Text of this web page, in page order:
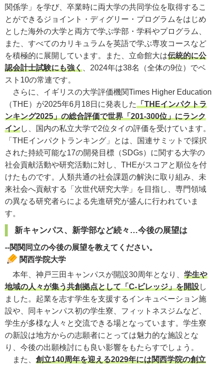
関係学」を学び、卒業時に両大学の共同学位を取得するこ
とができるジョイント・ディグリー・プログラムをはじめ
とした海外の大学と両方で学ぶ学部・学科やプログラム、
また、すべてのカリキュラムを英語で学ぶ専攻コースなど
を積極的に展開しています。また、立命館大は伝統的に公
認会計士試験にも強く 、2024年は38名（全体の9位）でベ
スト10の常連です。
さらに、イギリスの大学評価機関Times Higher Education
（THE）が2025年6月18日に発表した「THEインパクトラ
ンキング2025」の総合評価で世界「201-300位」にランク
インし、国内の私立大学で2位タイの評価を受けています。
「THEインパクトランキング」とは、国連サミットで採択
された持続可能な17の開発目標（SDGs）に関する大学の
社会貢献活動や研究活動に対し、THEがスコアと順位を付
けたものです。人類共通の社会課題の解決に取り組み、未
来社会へ貢献する「次世代研究大学」を目指し、専門領域
の異なる研究者らによる先進研究が盛んに行われていま
す。
新キャンパス、新学部など続々…今後の展望は
--関関同立の今後の展望を教えてください。
関西学院大学
本年、神戸三田キャンパスが開設30周年となり、 学生や
地域の人々が集う共創拠点として「C-ビレッジ」を開設し
ました。起業を志す学生を支援するインキュベーション施
設や、同キャンパス初の学生寮、フィットネスジムなど、
学生が多様な人々と交流できる場となっています。学生寮
の新設は地方からの志願者にとっては魅力的な施設とな
り、今後の出願検討にも良い影響をもたらすでしょう。
また、 創立140周年を迎える2029年には関西学院の創立